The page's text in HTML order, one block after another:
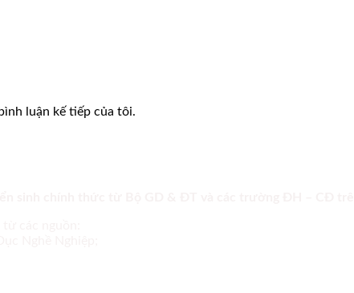
luận kế tiếp của tôi.